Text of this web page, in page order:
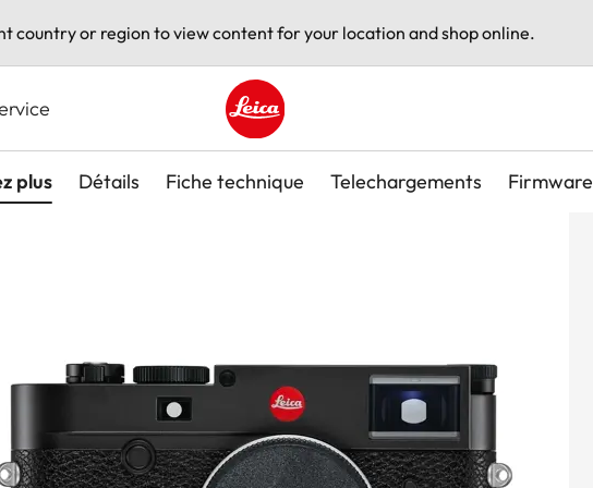
country or region to view content for your location and shop online.
Leica logo - Home
plus Détails Fiche technique Telechargements Firmware